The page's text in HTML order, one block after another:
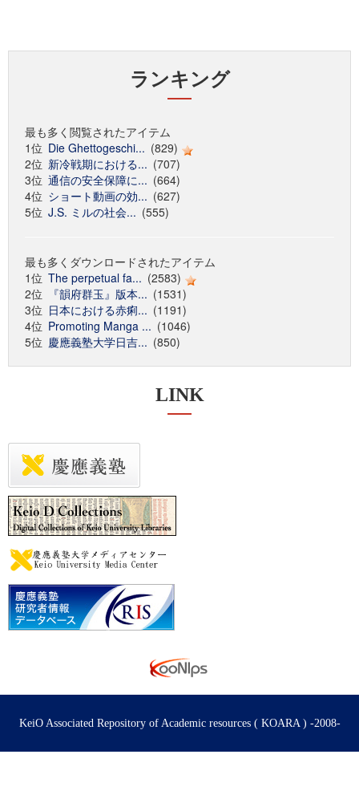
ランキング
最も多く閲覧されたアイテム
1位 Die Ghettogeschi... (829)
2位 新冷戦期における... (707)
3位 通信の安全保障に... (664)
4位 ショート動画の効... (627)
5位 J.S. ミルの社会... (555)
最も多くダウンロードされたアイテム
1位 The perpetual fa... (2583)
2位
『韻府群玉』版本... (1531)
3位 日本における赤痢... (1191)
4位 Promoting Manga ... (1046)
5位 慶應義塾大学日吉... (850)
LINK
KeiO Associated Repository of Academic resources ( KOARA ) -2008-